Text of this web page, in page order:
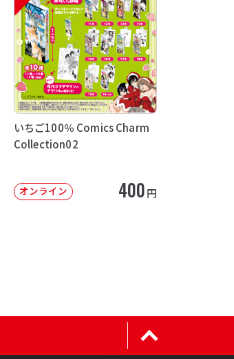
いちご100％ Comics Charm
Collection02
オンライン 400円